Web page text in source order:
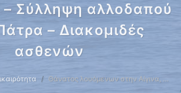
– Σύλληψη αλλοδαπού
– Διακομιδές
ασθενών
Θάνατος λουόμενων στην Αίγινα, …